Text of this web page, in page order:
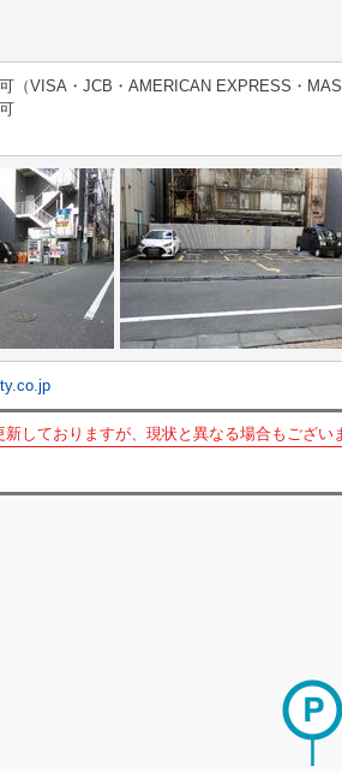
（VISA・JCB・AMERICAN EXPRESS・
しておりますが、現状と異なる場合もござい